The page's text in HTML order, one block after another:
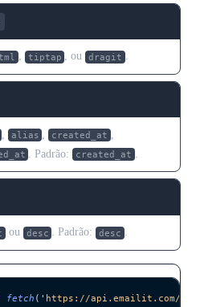
, tiptap , ou dragit .
, alias , created_at ,
. Padrão: created_at .
ou desc . Padrão: desc .
fetch ( ' https://api.emailit.com/v2/